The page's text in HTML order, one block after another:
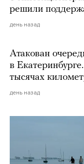
решили
день назад
Атакован
в
тысячах
день назад